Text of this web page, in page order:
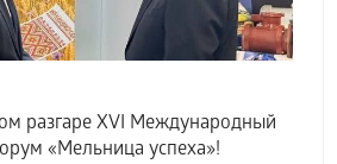
разгаре XVI Международный
«Мельница успеха»!